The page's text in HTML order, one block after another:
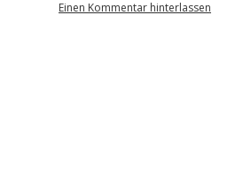
Einen Kommentar hinterlassen